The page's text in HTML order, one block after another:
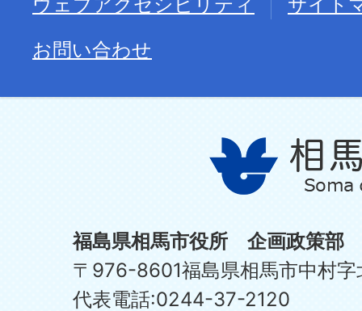
ウェブアクセシビリティ
サイト
お問い合わせ
福島県相馬市役所 企画政策部
〒976-8601福島県相馬市中村
代表電話:0244-37-2120